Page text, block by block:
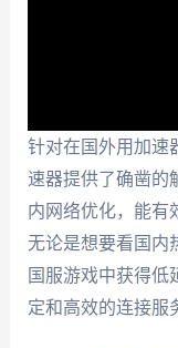
针对在国外用加速
速器提供了确凿的
内网络优化，能有
无论是想要看国内
国服游戏中获得低
定和高效的连接服